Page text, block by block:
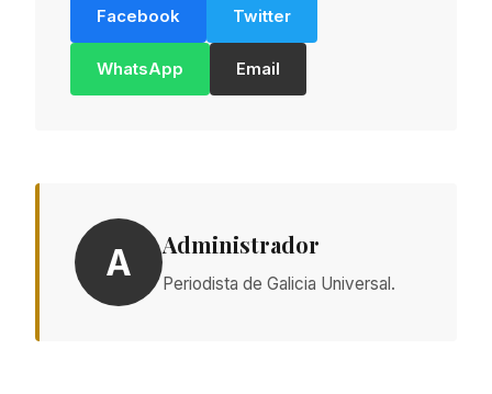
Facebook Twitter
WhatsApp Email
A Administrador
Periodista de Galicia Universal.